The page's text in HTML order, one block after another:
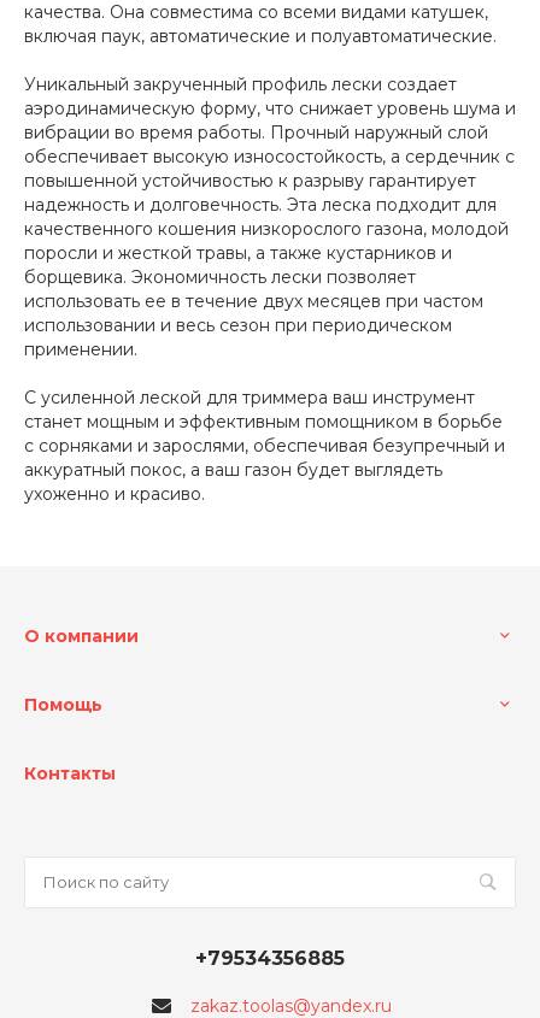
качества. Она совместима со всеми видами катушек,
включая паук, автоматические и полуавтоматические.
Уникальный закрученный профиль лески создает
аэродинамическую форму, что снижает уровень шума и
вибрации во время работы. Прочный наружный слой
обеспечивает высокую износостойкость, а сердечник с
повышенной устойчивостью к разрыву гарантирует
надежность и долговечность. Эта леска подходит для
качественного кошения низкорослого газона, молодой
поросли и жесткой травы, а также кустарников и
борщевика. Экономичность лески позволяет
использовать ее в течение двух месяцев при частом
использовании и весь сезон при периодическом
применении.
С усиленной леской для триммера ваш инструмент
станет мощным и эффективным помощником в борьбе
с сорняками и зарослями, обеспечивая безупречный и
аккуратный покос, а ваш газон будет выглядеть
ухоженно и красиво.
О компании
Помощь
Контакты
+79534356885
zakaz.toolas@yandex.ru